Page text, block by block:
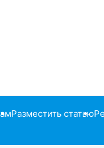
Разместить статью